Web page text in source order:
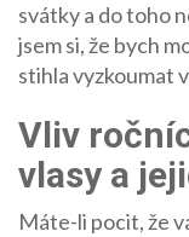
svátky a do toho
jsem si, že bych
stihla vyzkoumat
Vliv
vlasy a
Máte-li pocit, že